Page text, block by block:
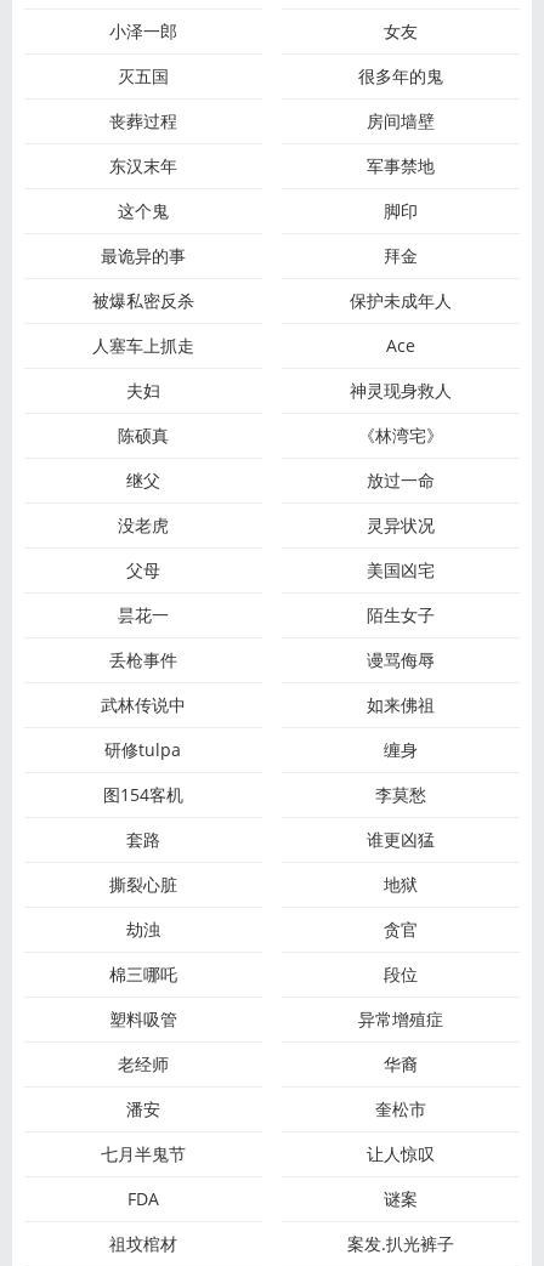
小泽一郎
女友
灭五国
很多年的鬼
丧葬过程
房间墙壁
东汉末年
军事禁地
这个鬼
脚印
最诡异的事
拜金
被爆私密反杀
保护未成年人
人塞车上抓走
Ace
夫妇
神灵现身救人
陈硕真
《林湾宅》
继父
放过一命
没老虎
灵异状况
父母
美国凶宅
昙花一
陌生女子
丢枪事件
谩骂侮辱
武林传说中
如来佛祖
研修tulpa
缠身
图154客机
李莫愁
套路
谁更凶猛
撕裂心脏
地狱
劫浊
贪官
棉三哪吒
段位
塑料吸管
异常增殖症
老经师
华裔
潘安
奎松市
七月半鬼节
让人惊叹
FDA
谜案
祖坟棺材
案发.扒光裤子